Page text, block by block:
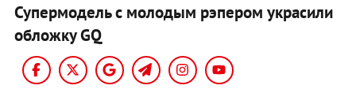
Супермодель с молодым рэпером украсили
обложку GQ